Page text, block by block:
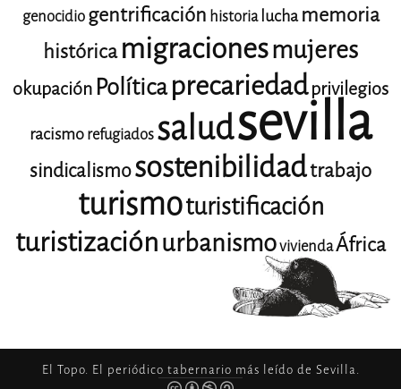
genocidiogentrificación historialucha memoria
histórica migracionesmujeres
okupaciónPolíticaprecariedadprivilegios
racismorefugiadossaludsevilla
sindicalismosostenibilidadtrabajo
turismoturistificación
turistizaciónurbanismoviviendaÁfrica
El Topo. El periódico tabernario más leído de Sevilla.